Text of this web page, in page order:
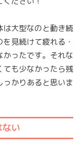
は大型なのと動き続
見続けて疲れる・
ったです。それな
ても少なかったら残
かりあると思いま
い